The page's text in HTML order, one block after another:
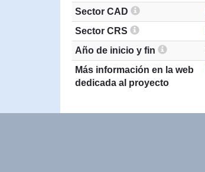
Sector CAD
Sector CRS
Año de inicio y fin
Más información en la web
dedicada al proyecto